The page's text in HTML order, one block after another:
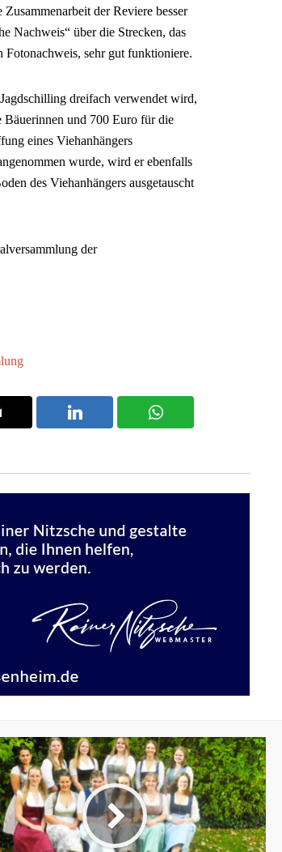
der Reviere besser
Nachweis“ über die Strecken, das
Fotonachweis, sehr gut funktioniere.
dreifach verwendet wird,
und 700 Euro für die
eines Viehanhängers
wurde, wird er ebenfalls
des Viehanhängers ausgetauscht
der